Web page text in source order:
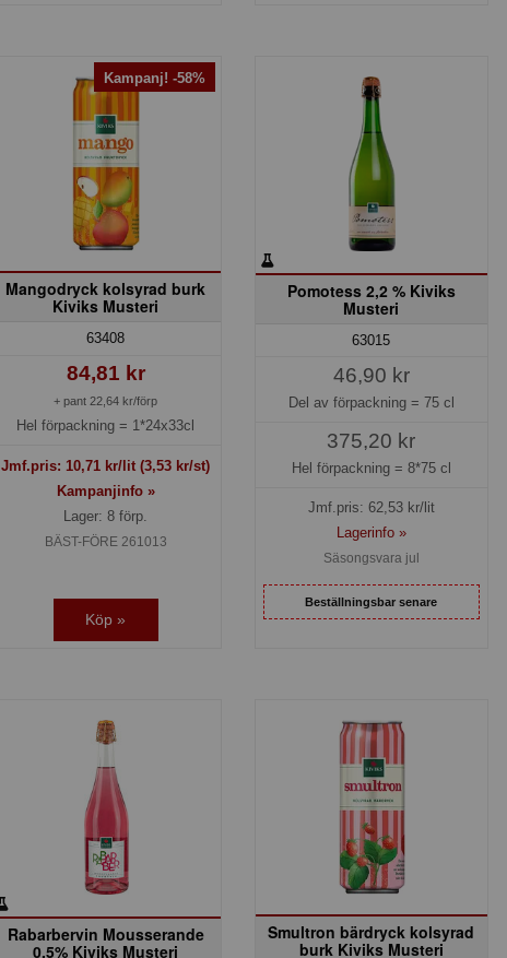
Kampanj! -58%
Mangodryck kolsyrad burk
Kiviks Musteri
63408
84,81 kr
+ pant 22,64 kr/förp
Hel förpackning = 1*24x33cl
Jmf.pris: 10,71 kr/lit(3,53 kr/st)
Kampanjinfo »
Lager: 8 förp.
BÄST-FÖRE 261013
Köp »
Pomotess 2,2 % Kiviks
Musteri
63015
46,90 kr
Del av förpackning = 75 cl
375,20 kr
Hel förpackning = 8*75 cl
Jmf.pris: 62,53kr/lit
Lagerinfo »
Säsongsvara jul
Beställningsbar senare
Rabarbervin Mousserande
0,5% Kiviks Musteri
Smultron bärdryck kolsyrad
burk Kiviks Musteri